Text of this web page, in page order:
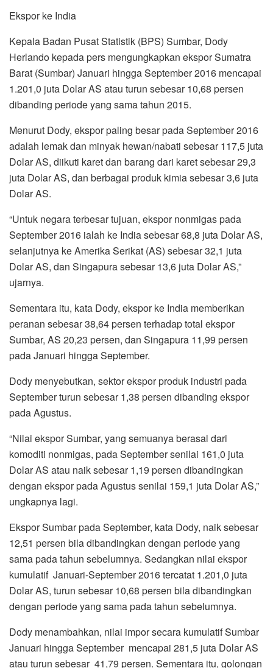
Ekspor ke India
Kepala Badan Pusat Statistik (BPS) Sumbar, Dody
Herlando kepada pers mengungkapkan ekspor Sumatra
Barat (Sumbar) Januari hingga September 2016 mencapai
1.201,0 juta Dolar AS atau turun sebesar 10,68 persen
dibanding periode yang sama tahun 2015.
Menurut Dody, ekspor paling besar pada September 2016
adalah lemak dan minyak hewan/nabati sebesar 117,5 juta
Dolar AS, diikuti karet dan barang dari karet sebesar 29,3
juta Dolar AS, dan berbagai produk kimia sebesar 3,6 juta
Dolar AS.
“Untuk negara terbesar tujuan, ekspor non­mi­gas pada
September 2016 ialah ke India se­­besar 68,8 juta Dolar AS,
selanjutnya ke Ame­rika Serikat (AS) sebesar 32,1 juta
Dolar AS, dan Singapura sebesar 13,6 juta Dolar AS,”
ujarnya.
Sementara itu, kata Dody, ekspor ke India memberikan
peranan sebesar 38,64 persen terhadap total ekspor
Sumbar, AS 20,23 persen, dan Singapura 11,99 persen
pada Januari hingga September.
Dody menyebutkan, sektor ekspor produk industri pada
September turun sebesar 1,38 persen dibanding ekspor
pada Agustus.
“Nilai ekspor Sumbar, yang semuanya berasal dari
komoditi nonmigas, pada Septem­ber senilai 161,0 juta
Dolar AS atau naik sebesar 1,19 persen dibandingkan
dengan ekspor pada Agustus senilai 159,1 juta Dolar AS,”
ungkapnya lagi.
Ekspor Sumbar pada September, kata Dody, naik sebesar
12,51 persen bila diban­dingkan dengan periode yang
sama pada tahun sebelum­nya. Sedangkan nilai ekspor
kumulatif Januari-September 2016 tercatat 1.201,0 juta
Dolar AS, turun sebesar 10,68 persen bila dibandingkan
dengan periode yang sama pada tahun sebelumnya.
Dody menambahkan, nilai impor secara kumu­latif Sumbar
Januari hingga September mencapai 281,5 juta Dolar AS
atau turun sebesar 41,79 persen. Sementara itu, golo­ngan